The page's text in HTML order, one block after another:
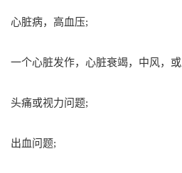
心脏病，高血压;
一个心脏发作，心脏衰竭，中风，
头痛或视力问题;
出血问题;